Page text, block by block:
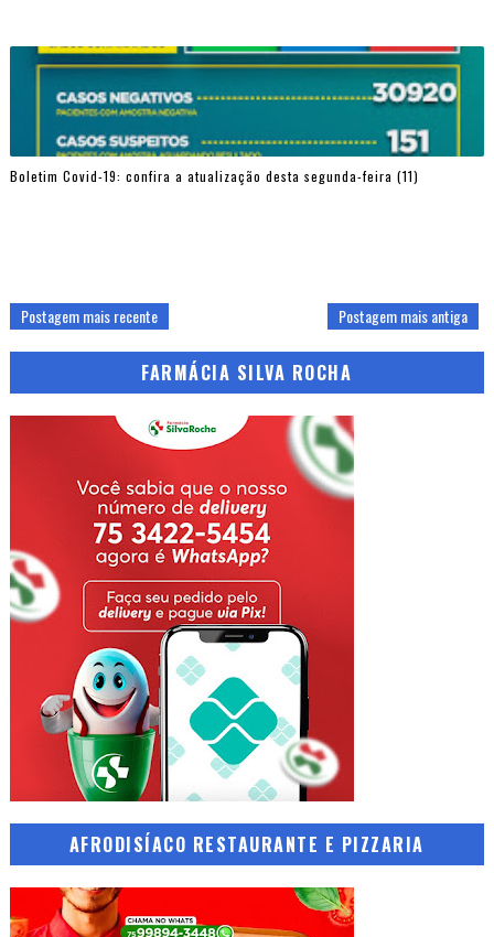
Boletim Covid-19: confira a atualização desta segunda-feira (11)
Postagem mais recente Postagem mais antiga
FARMÁCIA SILVA ROCHA
AFRODISÍACO RESTAURANTE E PIZZARIA